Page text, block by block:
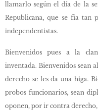
llamarlo según el día de la
Republicana, que se fía tan
independentistas.
Bienvenidos pues a la
inventada. Bienvenidos sean
derecho se les da una higa.
probos funcionarios, sean
oponen, por ir contra